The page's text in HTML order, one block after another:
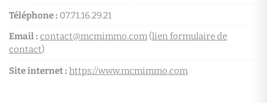
Téléphone : 07.71.16.29.21
Email : contact@mcmimmo.com (lien formulaire de
contact)
Site internet : https://www.mcmimmo.com